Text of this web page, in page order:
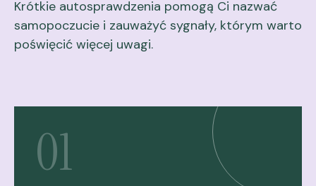
Krótkie autosprawdzenia pomogą Ci nazwać
samopoczucie i zauważyć sygnały, którym warto
poświęcić więcej uwagi.
01